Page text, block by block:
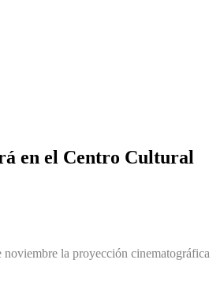
en el Centro Cultural
la proyección cinematográfica